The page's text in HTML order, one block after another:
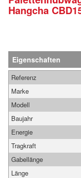
Hangcha
Eigenschaften
Referenz
Marke
Modell
Baujahr
Energie
Tragkraft
Gabellänge
Länge